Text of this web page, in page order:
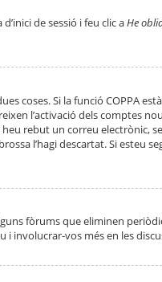
de sessió i feu clic aHe
coses. Si la funció COPPA
l’activació dels comptes
rebut un correu electrònic,
l’hagi descartat. Si esteu
fòrums que eliminen
i involucrar-vos més en les